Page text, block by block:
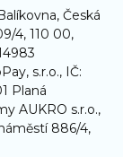
Česká
4, 110 00,
s.r.o., IČ:
Planá
AUKRO s.r.o.,
886/4,